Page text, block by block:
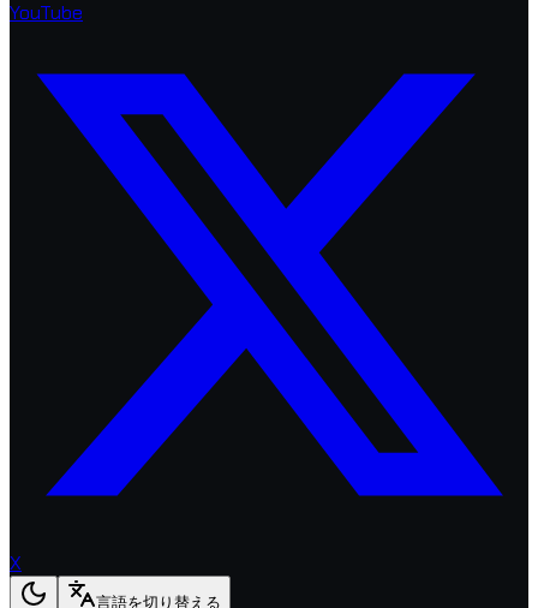
YouTube
X
言語を切り替える